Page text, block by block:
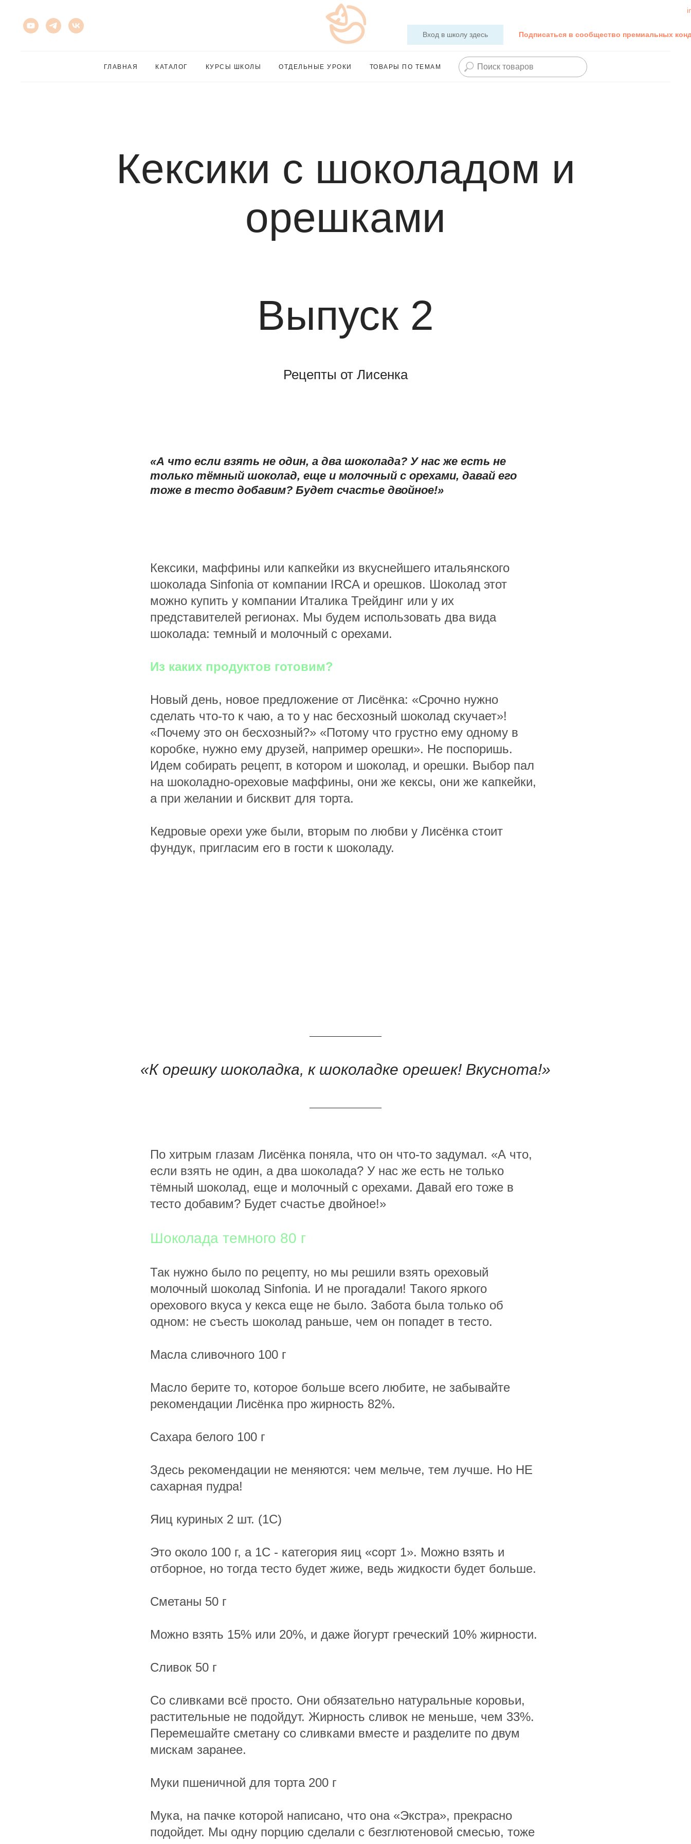
Вход в школу здесь Подписаться в сообщество премиальных
ГЛАВНАЯ КАТАЛОГ КУРСЫ ШКОЛЫ ОТДЕЛЬНЫЕ УРОКИ ТОВАРЫ ПО ТЕМАМ
Кексики с шоколадом и
орешками
Выпуск 2
Рецепты от Лисенка
«А что если взять не один, а два шоколада? У нас же есть не
только тёмный шоколад, еще и молочный с орехами, давай его
тоже в тесто добавим? Будет счастье двойное!»
Кексики, маффины или капкейки из вкуснейшего итальянского
шоколада Sinfonia от компании IRCA и орешков. Шоколад этот
можно купить у компании Италика Трейдинг или у их
представителей регионах. Мы будем использовать два вида
шоколада: темный и молочный с орехами.
Из каких продуктов готовим?
Новый день, новое предложение от Лисёнка: «Срочно нужно
сделать что-то к чаю, а то у нас бесхозный шоколад скучает»!
«Почему это он бесхозный?» «Потому что грустно ему одному в
коробке, нужно ему друзей, например орешки». Не поспоришь.
Идем собирать рецепт, в котором и шоколад, и орешки. Выбор пал
на шоколадно-ореховые маффины, они же кексы, они же капкейки,
а при желании и бисквит для торта.
Кедровые орехи уже были, вторым по любви у Лисёнка стоит
фундук, пригласим его в гости к шоколаду.
«К орешку шоколадка, к шоколадке орешек! Вкуснота!»
По хитрым глазам Лисёнка поняла, что он что-то задумал. «А что,
если взять не один, а два шоколада? У нас же есть не только
тёмный шоколад, еще и молочный с орехами. Давай его тоже в
тесто добавим? Будет счастье двойное!»
Шоколада темного 80 г
Так нужно было по рецепту, но мы решили взять ореховый
молочный шоколад Sinfonia. И не прогадали! Такого яркого
орехового вкуса у кекса еще не было. Забота была только об
одном: не съесть шоколад раньше, чем он попадет в тесто.
Масла сливочного 100 г
Масло берите то, которое больше всего любите, не забывайте
рекомендации Лисёнка про жирность 82%.
Сахара белого 100 г
Здесь рекомендации не меняются: чем мельче, тем лучше. Но НЕ
сахарная пудра!
Яиц куриных 2 шт. (1С)
Это около 100 г, а 1С - категория яиц «сорт 1». Можно взять и
отборное, но тогда тесто будет жиже, ведь жидкости будет больше.
Сметаны 50 г
Можно взять 15% или 20%, и даже йогурт греческий 10% жирности.
Сливок 50 г
Со сливками всё просто. Они обязательно натуральные коровьи,
растительные не подойдут. Жирность сливок не меньше, чем 33%.
Перемешайте сметану со сливками вместе и разделите по двум
мискам заранее.
Муки пшеничной для торта 200 г
Мука, на пачке которой написано, что она «Экстра», прекрасно
подойдет. Мы одну порцию сделали с безглютеновой смесью, тоже